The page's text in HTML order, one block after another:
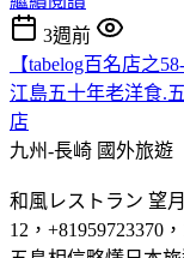
3週前
【tabelog百名店之
江島五十年老洋食.
店
九州-長崎 國外旅遊
和風レストラン 望
12，+81959723370